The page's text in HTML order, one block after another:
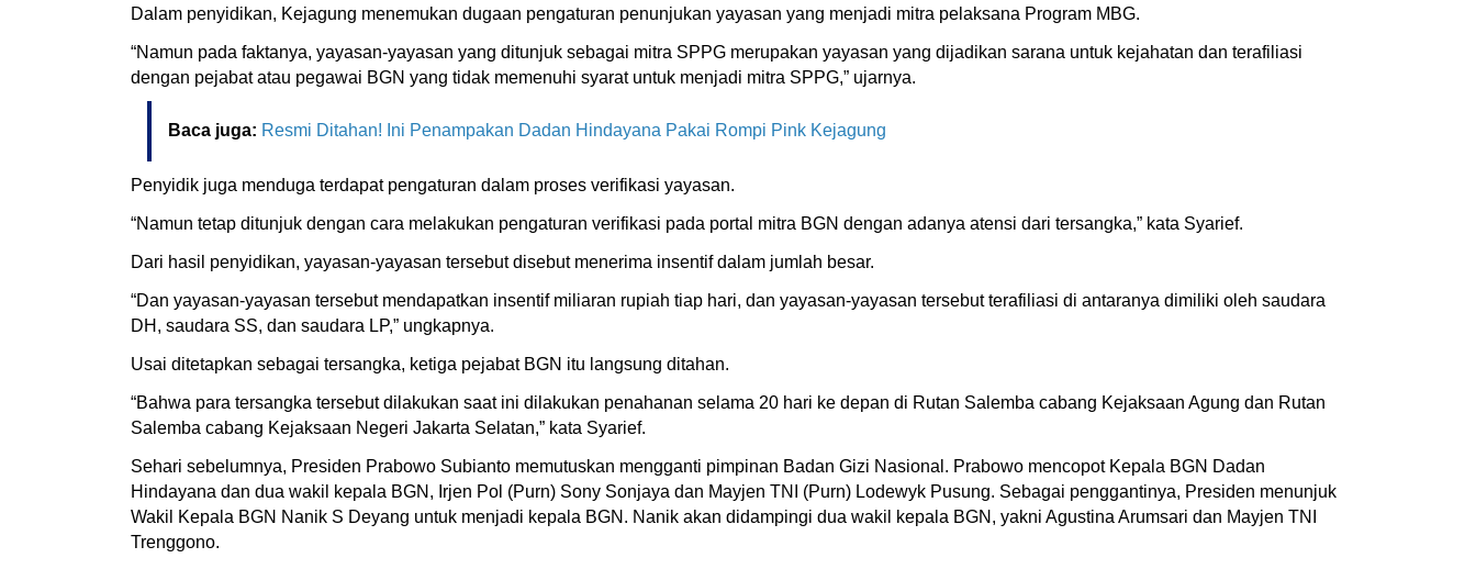
Dalam penyidikan, Kejagung menemukan dugaan pengaturan penunjukan yayasan yang menjadi mitra pelaksana Program MBG.
“Namun pada faktanya, yayasan-yayasan yang ditunjuk sebagai mitra SPPG merupakan yayasan yang dijadikan sarana untuk kejahatan dan terafiliasi
dengan pejabat atau pegawai BGN yang tidak memenuhi syarat untuk menjadi mitra SPPG,” ujarnya.
Baca juga: Resmi Ditahan! Ini Penampakan Dadan Hindayana Pakai Rompi Pink Kejagung
Penyidik juga menduga terdapat pengaturan dalam proses verifikasi yayasan.
“Namun tetap ditunjuk dengan cara melakukan pengaturan verifikasi pada portal mitra BGN dengan adanya atensi dari tersangka,” kata Syarief.
Dari hasil penyidikan, yayasan-yayasan tersebut disebut menerima insentif dalam jumlah besar.
“Dan yayasan-yayasan tersebut mendapatkan insentif miliaran rupiah tiap hari, dan yayasan-yayasan tersebut terafiliasi di antaranya dimiliki oleh saudara
DH, saudara SS, dan saudara LP,” ungkapnya.
Usai ditetapkan sebagai tersangka, ketiga pejabat BGN itu langsung ditahan.
“Bahwa para tersangka tersebut dilakukan saat ini dilakukan penahanan selama 20 hari ke depan di Rutan Salemba cabang Kejaksaan Agung dan Rutan
Salemba cabang Kejaksaan Negeri Jakarta Selatan,” kata Syarief.
Sehari sebelumnya, Presiden Prabowo Subianto memutuskan mengganti pimpinan Badan Gizi Nasional. Prabowo mencopot Kepala BGN Dadan
Hindayana dan dua wakil kepala BGN, Irjen Pol (Purn) Sony Sonjaya dan Mayjen TNI (Purn) Lodewyk Pusung. Sebagai penggantinya, Presiden menunjuk
Wakil Kepala BGN Nanik S Deyang untuk menjadi kepala BGN. Nanik akan didampingi dua wakil kepala BGN, yakni Agustina Arumsari dan Mayjen TNI
Trenggono.